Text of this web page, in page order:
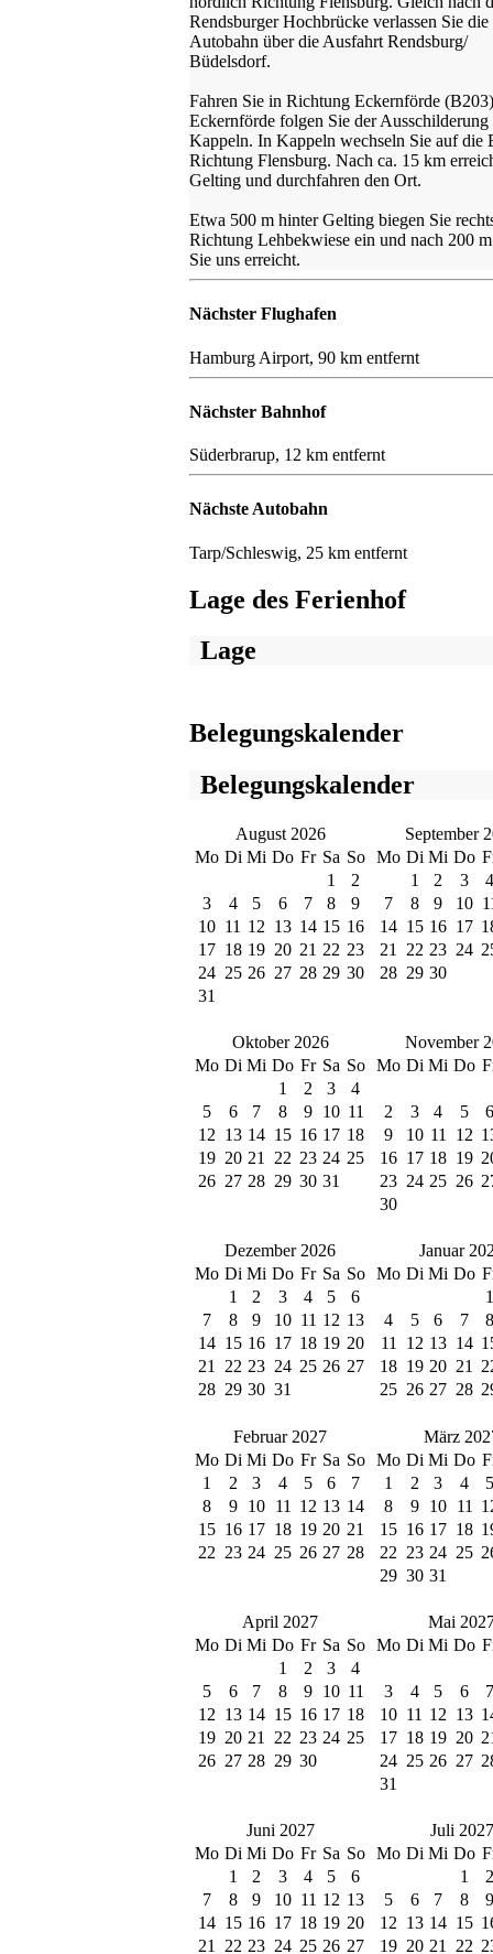
Rendsburger Hochbrücke verlassen Sie die
Autobahn über die Ausfahrt Rendsburg/
Büdelsdorf.
Fahren Sie in Richtung Eckernförde
Eckernförde folgen Sie der Ausschilderung
Kappeln. In Kappeln wechseln Sie auf die
Richtung Flensburg. Nach ca. 15 km
Gelting und durchfahren den Ort.
Etwa 500 m hinter Gelting biegen Sie
Richtung Lehbekwiese ein und nach 200
Sie uns erreicht.
Nächster Flughafen
Hamburg Airport, 90 km entfernt
Nächster Bahnhof
Süderbrarup, 12 km entfernt
Nächste Autobahn
Tarp/Schleswig, 25 km entfernt
Lage des Ferienhof
Lage
Belegungskalender
Belegungskalender
August 2026
Mo Di Mi Do Fr Sa So
1
2
3
4 5 6 7 8
9
10 11 12 13 14 15 16
17 18 19 20 21 22 23
24 25 26 27 28 29 30
31
September
Mo Di Mi Do
1
2 3
4
7
8 9 10
14 15 16 17
21
22 23 24
28 29 30
Oktober 2026
Mo Di Mi Do Fr Sa So
1
2 3
4
5
6 7 8 9 10 11
12 13 14 15 16 17 18
19 20 21 22 23 24 25
26 27 28 29 30 31
November
Mo Di Mi Do
2 3 4 5
6
9
10 11 12
16 17 18 19
23 24 25 26
30
Dezember 2026
Mo Di Mi Do Fr Sa So
1
2 3 4 5
6
7
8 9 10 11 12 13
14 15 16 17 18 19 20
21
22 23 24 25 26 27
28 29 30 31
Januar
Mo Di Mi Do
1
4
5 6 7
8
11
12 13 14
18 19 20 21
25 26 27 28
Februar 2027
Mo Di Mi Do Fr Sa So
1
2 3 4 5 6
7
8
9 10 11 12 13 14
15 16 17 18 19 20 21
22 23 24 25 26 27 28
März
Mo Di Mi Do
1
2 3 4
5
8
9 10 11
15 16 17 18
22 23 24 25
29 30 31
April 2027
Mo Di Mi Do Fr Sa So
1
2 3
4
5
6 7 8 9 10 11
12 13 14 15 16 17 18
19 20 21 22 23 24 25
26 27 28 29 30
Mai
Mo Di Mi Do
3 4 5 6
7
10 11 12 13
17 18 19 20
24 25 26 27
31
Juni 2027
Mo Di Mi Do Fr Sa So
1
2 3 4 5
6
7
8 9 10 11 12 13
14 15 16 17 18 19 20
21
22 23 24 25 26 27
Juli 2027
Mo Di Mi Do
1
2
5
6 7 8
9
12 13 14 15
19 20 21 22